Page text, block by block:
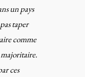
un pays
taper
comme
ces